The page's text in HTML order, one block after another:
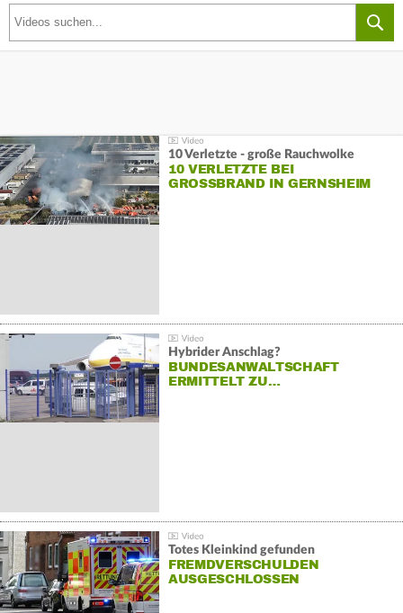
10 Verletzte - große Rauchwolke
10 VERLETZTE BEI
GROSSBRAND IN GERNSHEIM
Hybrider Anschlag?
BUNDESANWALTSCHAFT
ERMITTELT ZU…
Totes Kleinkind gefunden
FREMDVERSCHULDEN
AUSGESCHLOSSEN